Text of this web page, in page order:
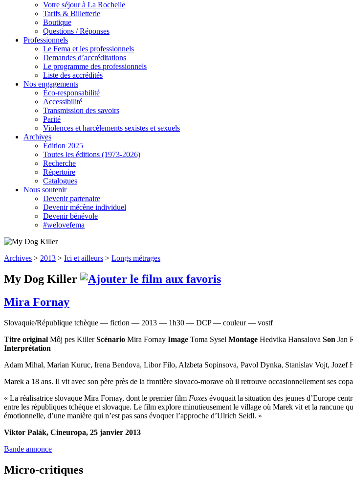
Votre séjour à La Rochelle
Tarifs & Billetterie
Boutique
Questions / Réponses
Professionnels
Le Fema et les professionnels
Demandes d’accréditations
Le programme des professionnels
Liste des accrédités
Nos engagements
Éco-responsabilité
Accessibilité
Transmission des savoirs
Parité
Violences et harcèlements sexistes et sexuels
Archives
Édition 2025
Toutes les éditions (1973-2026)
Recherche
Répertoire
Catalogues
Nous soutenir
Devenir partenaire
Devenir mécène individuel
Devenir bénévole
#welovefema
Archives > 2013 > Ici et ailleurs > Longs métrages
My Dog Killer
Mira Fornay
Slovaquie/République tchèque — fiction — 2013 — 1h30 — DCP — couleur — vostf
Titre original Môj pes KillerScénario Mira Fornay Image Toma Sysel Montage Hedvika Hansalova Son Jan
Interprétation
Adam Mihal, Marian Kuruc, Irena Bendova, Libor Filo, Alzbeta Sopinsova, Pavol Dynka, Stanislav Vojt, Jozef
Marek a 18 ans. Il vit avec son père près de la frontière slovaco-morave où il retrouve occasionnellement ses
« La réalisatrice slovaque Mira Fornay, dont le premier film Foxes évoquait la situation des jeunes d’Europe
entre les républiques tchèque et slovaque. Le film explore minutieusement le village où Marek vit et la rancune
émotionnelle, d’une manière qui n’est pas sans évoquer l’approche d’Ulrich Seidl. »
Viktor Palák, Cineuropa, 25 janvier 2013
Bande annonce
Micro-critiques